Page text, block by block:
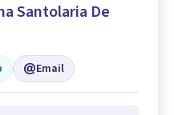
Santolaria De
Email